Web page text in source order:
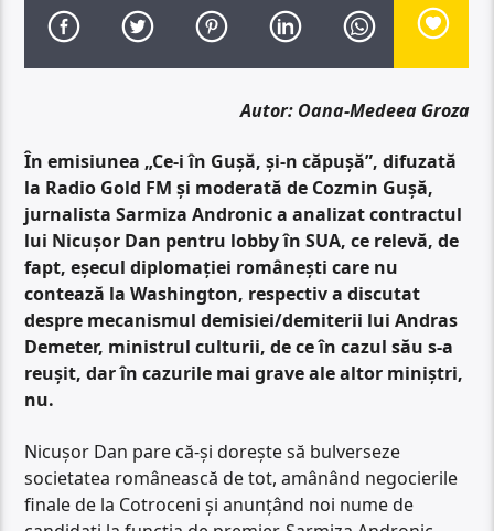
Autor: Oana-Medeea Groza
În emisiunea „Ce-i în Gușă, și-n căpușă”, difuzată
la Radio Gold FM și moderată de Cozmin Gușă,
jurnalista Sarmiza Andronic a analizat contractul
lui Nicușor Dan pentru lobby în SUA, ce relevă, de
fapt, eșecul diplomației românești care nu
contează la Washington, respectiv a discutat
despre mecanismul demisiei/demiterii lui Andras
Demeter, ministrul culturii, de ce în cazul său s-a
reușit, dar în cazurile mai grave ale altor miniștri,
nu.
Nicușor Dan pare că-și dorește să bulverseze
societatea românească de tot, amânând negocierile
finale de la Cotroceni și anunțând noi nume de